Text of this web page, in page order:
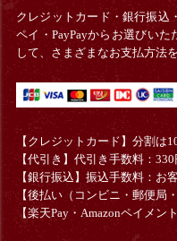
クレジットカード・銀行振込
ペイ・PayPayからお選びい
して、さまざまなお支払方法
【クレジットカード】分割は
【代引き】代引き手数料：330
【銀行振込】振込手数料：お
【後払い（コンビニ・郵便局
【楽天Pay・Amazonペイメント